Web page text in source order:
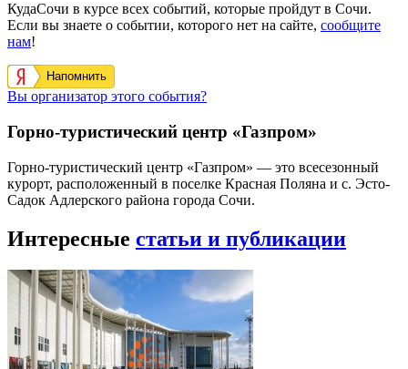
КудаСочи в курсе всех событий, которые пройдут в Сочи.
Если вы знаете о событии, которого нет на сайте, сообщите
нам!
Напомнить
Вы организатор этого события?
Горно-туристический центр «Газпром»
Горно-туристический центр «Газпром» — это всесезонный
курорт, расположенный в поселке Красная Поляна и с. Эсто-
Садок Адлерского района города Сочи.
Интересные статьи и публикации